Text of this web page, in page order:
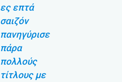
ες επτά
σαιζόν
πανηγύρισε
πάρα
πολλούς
τίτλους με